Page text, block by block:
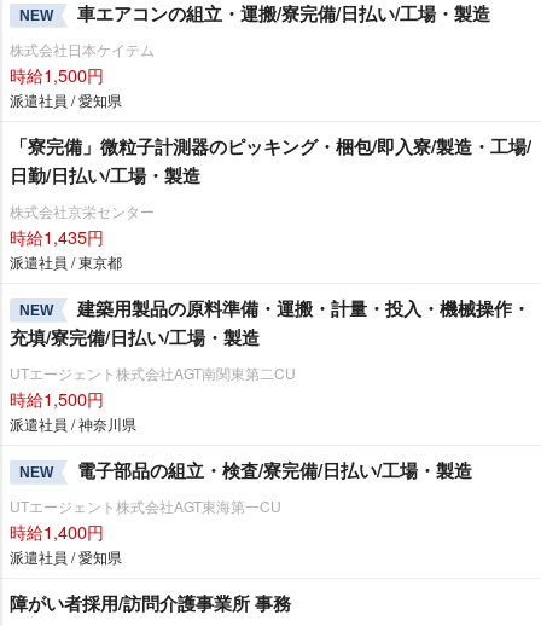
NEW 車エアコンの組立・運搬/寮完備/日払い/工場・製造
株式会社日本ケイテム
時給1,500円
派遣社員 / 愛知県
「寮完備」微粒子計測器のピッキング・梱包/即入寮/製造・工場/
日勤/日払い/工場・製造
株式会社京栄センター
時給1,435円
派遣社員 / 東京都
NEW
建築用製品の原料準備・運搬・計量・投入・機械操作・
充填/寮完備/日払い/工場・製造
UTエージェント株式会社AGT南関東第二CU
時給1,500円
派遣社員 / 神奈川県
NEW 電子部品の組立・検査/寮完備/日払い/工場・製造
UTエージェント株式会社AGT東海第一CU
時給1,400円
派遣社員 / 愛知県
障がい者採用/訪問介護事業所 事務